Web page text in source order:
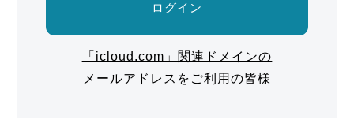
ログイン
「icloud.com」関連ドメインの
メールアドレスをご利用の皆様